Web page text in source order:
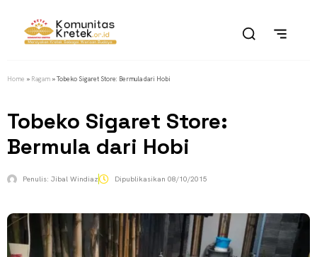
Home » Ragam »Tobeko Sigaret Store: Bermula dari Hobi
Tobeko Sigaret Store:
Bermula dari Hobi
Penulis: Jibal Windiaz Dipublikasikan 08/10/2015